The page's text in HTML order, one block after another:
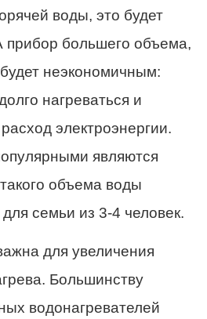
воды, это будет
прибор большего объема,
неэкономичным:
нагреваться и
электроэнергии.
являются
объема воды
семьи из 3-4 человек.
для увеличения
Большинству
водонагревателей